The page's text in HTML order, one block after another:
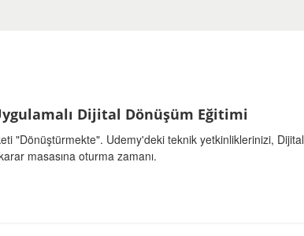
Dijital Dönüşüm Eğitimi
"Dönüştürmekte". Udemy'deki teknik yetkinliklerinizi, Dijital
masasına oturma zamanı.